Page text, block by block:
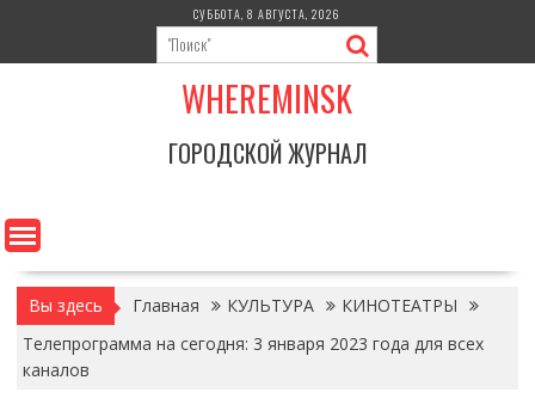
содержимому
СУББОТА, 8 АВГУСТА, 2026
WHEREMINSK
ГОРОДСКОЙ ЖУРНАЛ
Вы здесь Главная КУЛЬТУРА
КИНОТЕАТРЫ
Телепрограмма на сегодня: 3 января 2023 года для всех
каналов